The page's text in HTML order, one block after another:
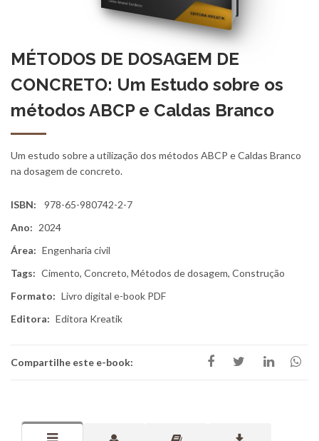
MÉTODOS DE DOSAGEM DE
CONCRETO: Um Estudo sobre os
métodos ABCP e Caldas Branco
Um estudo sobre a utilização dos métodos ABCP e Caldas Branco
na dosagem de concreto.
ISBN:
978-65-980742-2-7
Ano: 2024
Área: Engenharia civil
Tags: Cimento, Concreto, Métodos de dosagem, Construção
Formato: Livro digital e-book PDF
Editora: Editora Kreatik
Compartilhe este e-book: